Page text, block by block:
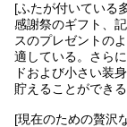
[ふたが付いている
感謝祭のギフト、
スのプレゼントの
適している。さら
ドおよび小さい装
貯えることができ
[現在のための贅沢